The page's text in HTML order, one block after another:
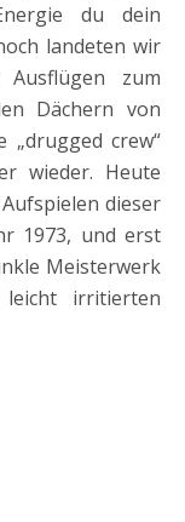
du dein
landeten wir
zum
Dächern von
„drugged crew“
wieder. Heute
dieser
1973, und erst
Meisterwerk
irritierten